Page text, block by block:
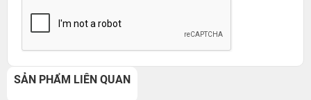
SẢN PHẨM LIÊN QUAN